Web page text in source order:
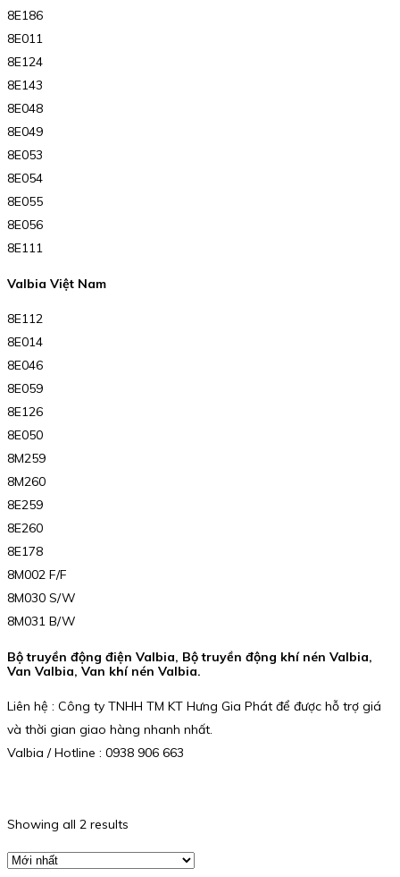
8E186
8E011
8E124
8E143
8E048
8E049
8E053
8E054
8E055
8E056
8E111
Valbia Việt Nam
8E112
8E014
8E046
8E059
8E126
8E050
8M259
8M260
8E259
8E260
8E178
8M002 F/F
8M030 S/W
8M031 B/W
Bộ truyền động điện Valbia, Bộ truyền động khí nén Valbia,
Van Valbia, Van khí nén Valbia.
Liên hệ : Công ty TNHH TM KT Hưng Gia Phát để được hỗ trợ giá
và thời gian giao hàng nhanh nhất.
Valbia / Hotline : 0938 906 663
Showing all 2 results